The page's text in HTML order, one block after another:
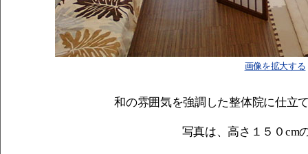
画像を拡大する
和の雰囲気を強調した整体院に仕立
写真は、高さ１５０cm